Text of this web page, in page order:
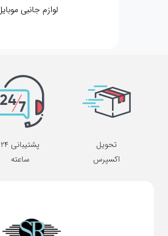
لوازم جانبی موبایل
تحویل
اکسپرس
پشتیبانی 24
ساعته